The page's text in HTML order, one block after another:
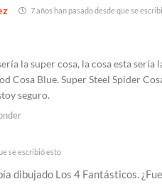
7 años han pasado desde que se
la super cosa, la cosa esta sería
Cosa Blue. Super Steel Spider
seguro.
se escribió esto
dibujado Los 4 Fantásticos.